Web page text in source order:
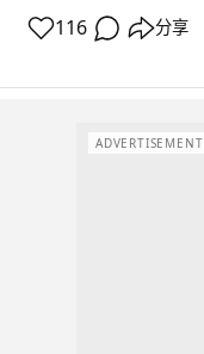
116 分享
ADVERTISEMENT